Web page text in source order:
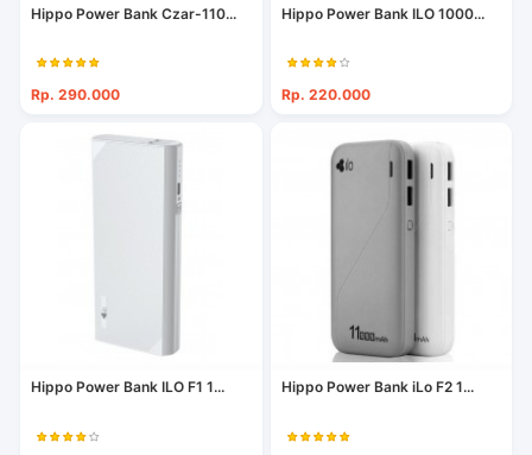
Hippo Power Bank Czar-110...
Rp. 290.000
Hippo Power Bank ILO 1000...
Rp. 220.000
Hippo Power Bank ILO F1 1... Hippo Power Bank iLo F2 1...